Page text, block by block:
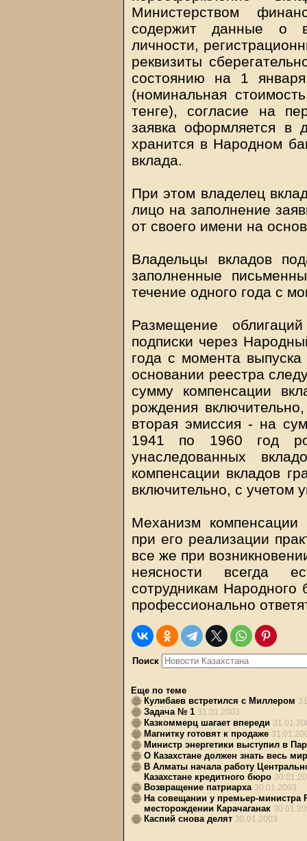
Министерством
содержит данные о
личности,
реквизиты
состоянию на 1
(номинальная
тенге), согласие на
заявка оформляется в
хранится в Народном
вклада.
При этом владелец
лицо на заполнение
от своего имени на
Владельцы вкладов
заполненные
течение одного года с
Размещение
подписки через
года с момента выпуска
основании реестра
сумму компенсации
рождения
вторая эмиссия - на
1941 по 1960 год
унаследованных
компенсации вкладов
включительно, с учетом
Механизм компенсации
при его реализации
все же при
неясности всегда
сотрудникам Народного
профессионально
Поиск
Еще по теме
Кулибаев встретился с Миллером
Задача № 1 31.01.2003
Казкоммерц шагает впереди
Магнитку готовят к продаже
Министр энергетики выступил в
О Казахстане должен знать весь мир
В Алматы начала работу
Казахстане кредитного бюро
Возвращение патриарха 30.01.2003
На совещании у премьер-министра
месторождении Карачаганак
Каспий снова делят 30.01.2003